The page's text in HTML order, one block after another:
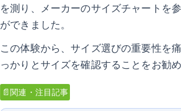
を測り、メーカーのサイズチャートを
ができました。
この体験から、サイズ選びの重要性を
っかりとサイズを確認することをお勧め
📄関連・注目記事